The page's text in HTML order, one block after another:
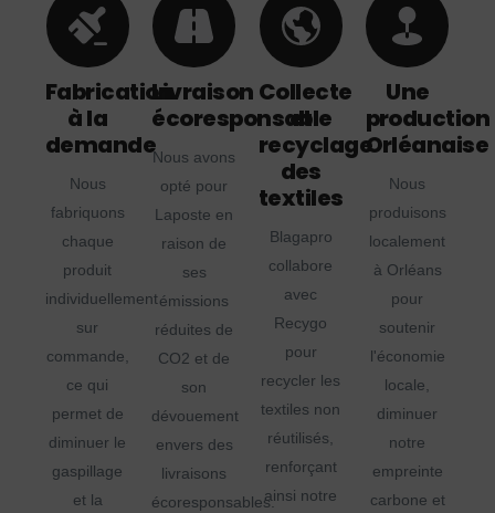
Fabrication
à la
demande
Nous
fabriquons
chaque
produit
individuellement
sur
commande,
ce qui
permet de
diminuer le
gaspillage
et la
Livraison
écoresponsable
Nous avons
opté pour
Laposte en
raison de
ses
émissions
réduites de
CO2 et de
son
dévouement
envers des
livraisons
écoresponsables.
Collecte
et
recyclage
des
textiles
Blagapro
collabore
avec
Recygo
pour
recycler les
textiles non
réutilisés,
renforçant
ainsi notre
Une
production
Orléanaise
Nous
produisons
localement
à Orléans
pour
soutenir
l'économie
locale,
diminuer
notre
empreinte
carbone et